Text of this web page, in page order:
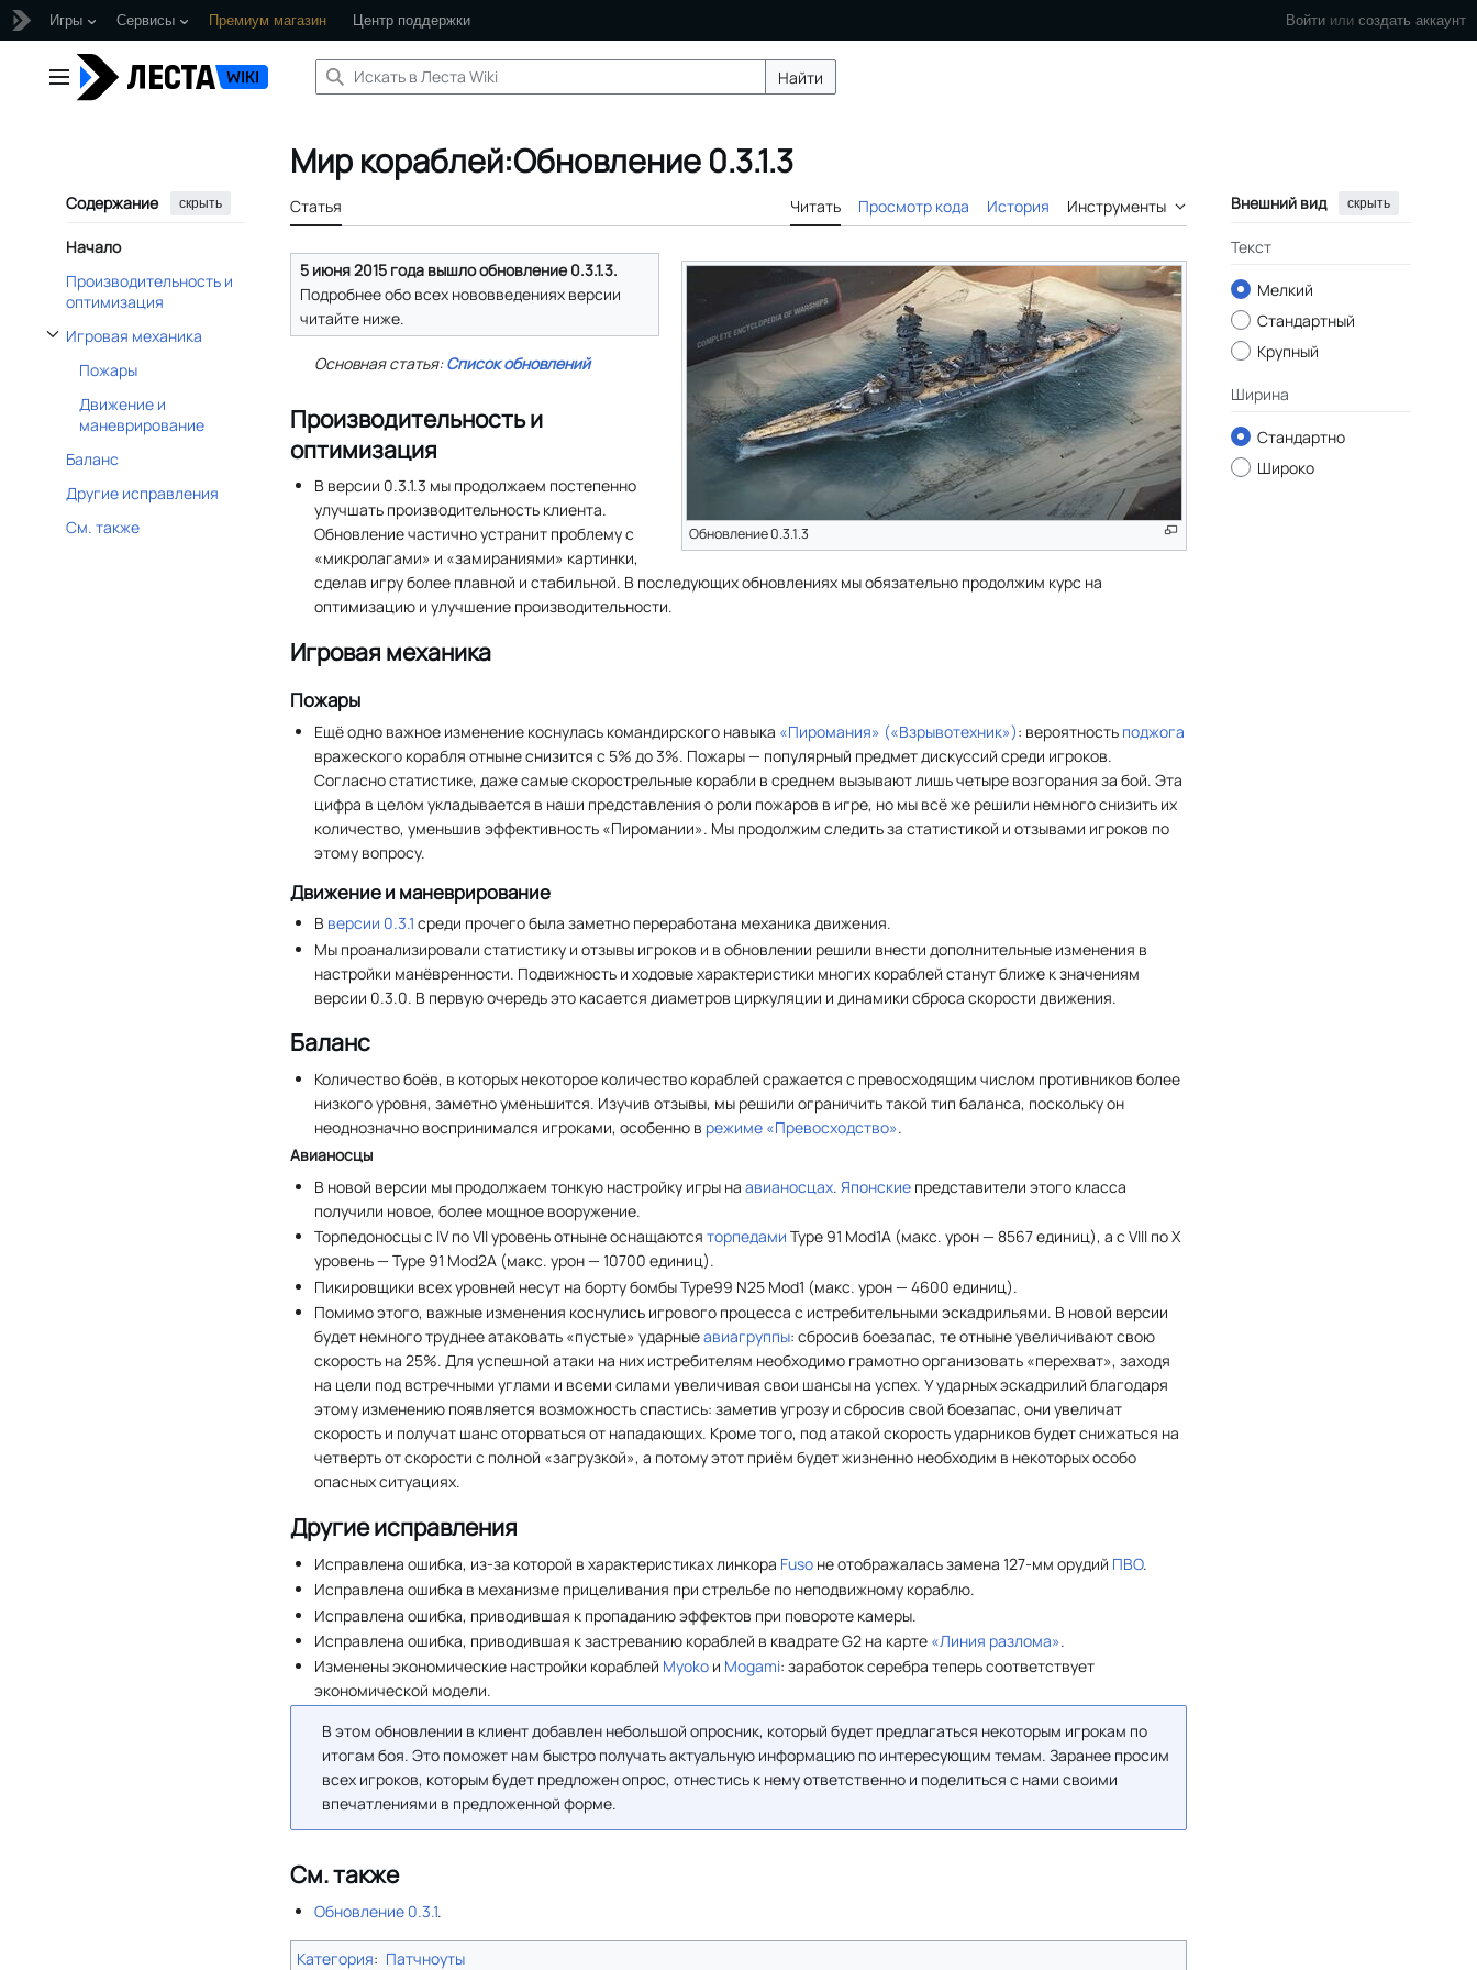
Войти или создать аккаунт
Игры Сервисы Премиум магазин Центр поддержки
содержанию
Главное меню Найти
Содержание скрыть
Начало
Производительность и
оптимизация
Игровая механика
Отобразить/Скрыть подраздел Игровая механика
Пожары
Движение и
маневрирование
Баланс
Другие исправления
См. также
Мир кораблей:Обновление 0.3.1.3
Статья Читать Просмотр кода История Инструменты Внешний вид скрыть
Текст
Мелкий
Стандартный
Крупный
Ширина
Стандартно
Широко
Обновление 0.3.1.3
5 июня 2015 года вышло обновление 0.3.1.3.
Подробнее обо всех нововведениях версии
читайте ниже.
Основная статья:Список обновлений
Производительность и
оптимизация
В версии 0.3.1.3 мы продолжаем постепенно
улучшать производительность клиента.
Обновление частично устранит проблему с
«микролагами» и «замираниями» картинки,
сделав игру более плавной и стабильной. В последующих обновлениях мы обязательно продолжим курс на
оптимизацию и улучшение производительности.
Игровая механика
Пожары
Ещё одно важное изменение коснулась командирского навыка «Пиромания» («Взрывотехник»): вероятность поджога
вражеского корабля отныне снизится с 5% до 3%. Пожары — популярный предмет дискуссий среди игроков.
Согласно статистике, даже самые скорострельные корабли в среднем вызывают лишь четыре возгорания за бой. Эта
цифра в целом укладывается в наши представления о роли пожаров в игре, но мы всё же решили немного снизить их
количество, уменьшив эффективность «Пиромании». Мы продолжим следить за статистикой и отзывами игроков по
этому вопросу.
Движение и маневрирование
В версии 0.3.1 среди прочего была заметно переработана механика движения.
Мы проанализировали статистику и отзывы игроков и в обновлении решили внести дополнительные изменения в
настройки манёвренности. Подвижность и ходовые характеристики многих кораблей станут ближе к значениям
версии 0.3.0. В первую очередь это касается диаметров циркуляции и динамики сброса скорости движения.
Баланс
Количество боёв, в которых некоторое количество кораблей сражается с превосходящим числом противников более
низкого уровня, заметно уменьшится. Изучив отзывы, мы решили ограничить такой тип баланса, поскольку он
неоднозначно воспринимался игроками, особенно в режиме «Превосходство».
Авианосцы
В новой версии мы продолжаем тонкую настройку игры наавианосцах.Японские представители этого класса
получили новое, более мощное вооружение.
Торпедоносцы с IV по VII уровень отныне оснащаютсяторпедами Type 91 Mod1A (макс. урон — 8567 единиц), а с VIII по X
уровень — Type 91 Mod2A (макс. урон — 10700 единиц).
Пикировщики всех уровней несут на борту бомбы Type99 N25 Mod1 (макс. урон — 4600 единиц).
Помимо этого, важные изменения коснулись игрового процесса с истребительными эскадрильями. В новой версии
будет немного труднее атаковать «пустые» ударныеавиагруппы: сбросив боезапас, те отныне увеличивают свою
скорость на 25%. Для успешной атаки на них истребителям необходимо грамотно организовать «перехват», заходя
на цели под встречными углами и всеми силами увеличивая свои шансы на успех. У ударных эскадрилий благодаря
этому изменению появляется возможность спастись: заметив угрозу и сбросив свой боезапас, они увеличат
скорость и получат шанс оторваться от нападающих. Кроме того, под атакой скорость ударников будет снижаться на
четверть от скорости с полной «загрузкой», а потому этот приём будет жизненно необходим в некоторых особо
опасных ситуациях.
Другие исправления
Исправлена ошибка, из-за которой в характеристиках линкора Fuso не отображалась замена 127-мм орудий ПВО.
Исправлена ошибка в механизме прицеливания при стрельбе по неподвижному кораблю.
Исправлена ошибка, приводившая к пропаданию эффектов при повороте камеры.
Исправлена ошибка, приводившая к застреванию кораблей в квадрате G2 на карте «Линия разлома».
Изменены экономические настройки кораблей Myoko и Mogami: заработок серебра теперь соответствует
экономической модели.
В этом обновлении в клиент добавлен небольшой опросник, который будет предлагаться некоторым игрокам по
итогам боя. Это поможет нам быстро получать актуальную информацию по интересующим темам. Заранее просим
всех игроков, которым будет предложен опрос, отнестись к нему ответственно и поделиться с нами своими
впечатлениями в предложенной форме.
См. также
Обновление 0.3.1.
Категория: Патчноуты